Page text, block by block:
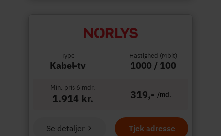
Type
Kabel-tv
Hastighed (Mbit)
1000 / 100
Min. pris 6 mdr.
1.914 kr. 319,- /md.
Tjek adresse
Se detaljer